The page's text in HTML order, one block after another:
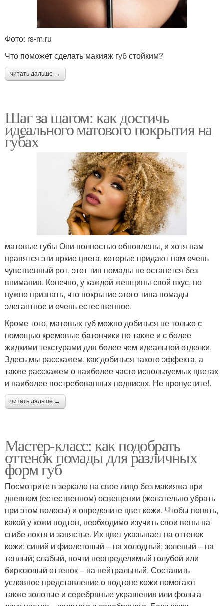
Фото: rs-m.ru
Что поможет сделать макияж губ стойким?
читать дальше →
Шаг за шагом: как достичь
идеального матового покрытия на
губах
матовые губы Они полностью обновлены, и хотя нам
нравятся эти яркие цвета, которые придают нам очень
чувственный рот, этот тип помады не останется без
внимания. Конечно, у каждой женщины свой вкус, но
нужно признать, что покрытие этого типа помады
элегантное и очень естественное.
Кроме того, матовых губ можно добиться не только с
помощью кремовые батончики но также и с более
жидкими текстурами для более чем идеальной отделки.
Здесь мы расскажем, как добиться такого эффекта, а
также расскажем о наиболее часто используемых цветах
и ​​наиболее востребованных подписях. Не пропустите!.
читать дальше →
Мастер-класс: как подобрать
оттенок помады для различных
форм губ
Посмотрите в зеркало на свое лицо без макияжа при
дневном (естественном) освещении (желательно убрать
при этом волосы) и определите цвет кожи. Чтобы понять,
какой у кожи подтон, необходимо изучить свои вены на
сгибе локтя и запястье. Их цвет указывает на оттенок
кожи: синий и фиолетовый – на холодный; зеленый – на
теплый; слабый, почти неопределимый голубой или
бирюзовый оттенок – на нейтральный. Составить
условное представление о подтоне кожи помогают
также золотые и серебряные украшения или фольга